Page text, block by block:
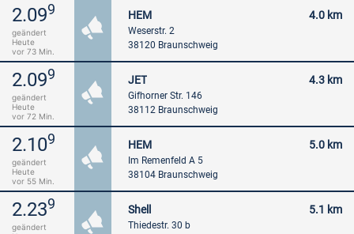
2.099
geändert
Heute
vor 73 Min.
HEM 4.0 km
Weserstr. 2
38120 Braunschweig
2.099
geändert
Heute
vor 72 Min.
JET 4.3 km
Gifhorner Str. 146
38112 Braunschweig
2.109
geändert
Heute
vor 55 Min.
HEM 5.0 km
Im Remenfeld A 5
38104 Braunschweig
2.239
geändert
Shell 5.1 km
Thiedestr. 30 b